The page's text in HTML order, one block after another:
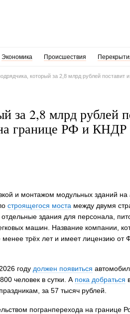
Экономика Происшествия
который за 2,8 млрд рублей поставит
за 2,8 млрд рублей
границе РФ и КНДР
и монтажом модульных зданий
строящегося моста между двумя
здания для персонала,
машин. Название компании,
трёх лет и имеет лицензию от
году должен появиться
человек в сутки. А пока добраться
за 57 тысяч рублей.
погранперехода на границе